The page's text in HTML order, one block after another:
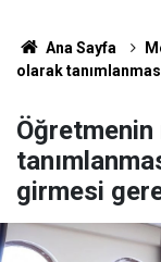
Ana Sayfa
olarak
girmesi